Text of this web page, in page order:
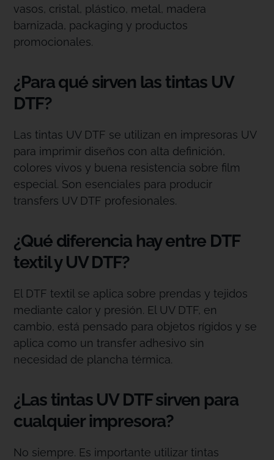
vasos, cristal, plástico, metal, madera
barnizada, packaging y productos
promocionales.
¿Para qué sirven las tintas UV
DTF?
Las tintas UV DTF se utilizan en impresoras UV
para imprimir diseños con alta definición,
colores vivos y buena resistencia sobre film
especial. Son esenciales para producir
transfers UV DTF profesionales.
¿Qué diferencia hay entre DTF
textil y UV DTF?
El DTF textil se aplica sobre prendas y tejidos
mediante calor y presión. El UV DTF, en
cambio, está pensado para objetos rígidos y se
aplica como un transfer adhesivo sin
necesidad de plancha térmica.
¿Las tintas UV DTF sirven para
cualquier impresora?
No siempre. Es importante utilizar tintas